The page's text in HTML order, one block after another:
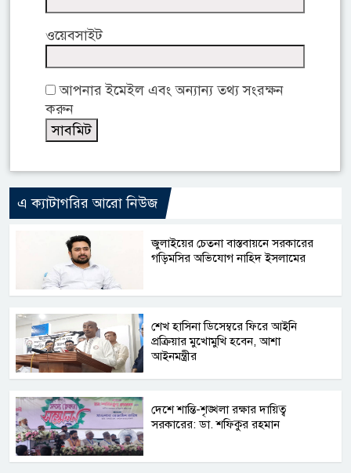
ওয়েবসাইট
আপনার ইমেইল এবং অন্যান্য তথ্য সংরক্ষন
করুন
এ ক্যাটাগরির আরো নিউজ
জুলাইয়ের চেতনা বাস্তবায়নে সরকারের
গড়িমসির অভিযোগ নাহিদ ইসলামের
শেখ হাসিনা ডিসেম্বরে ফিরে আইনি
প্রক্রিয়ার মুখোমুখি হবেন, আশা
আইনমন্ত্রীর
দেশে শান্তি-শৃঙ্খলা রক্ষার দায়িত্ব
সরকারের: ডা. শফিকুর রহমান